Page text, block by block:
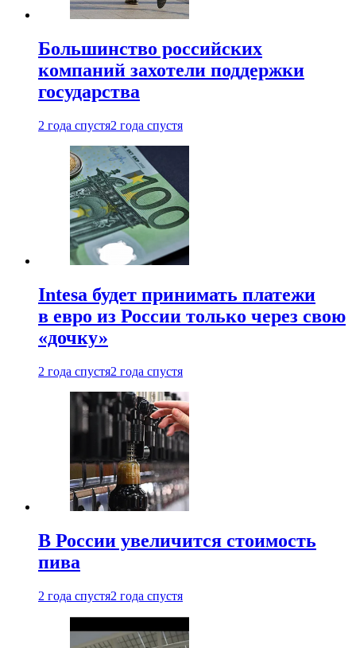
Большинство российских
компаний захотели поддержки
государства
2 года спустя2 года спустя
Intesa будет принимать платежи
в евро из России только через свою
«дочку»
2 года спустя2 года спустя
В России увеличится стоимость
пива
2 года спустя2 года спустя